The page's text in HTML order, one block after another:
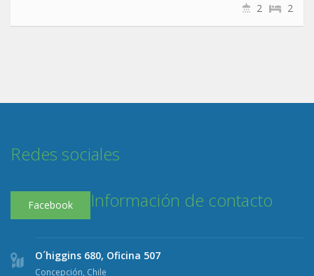
2
2
Redes sociales
Facebook Información de contacto
O´higgins 680, Oficina 507
Concepción, Chile